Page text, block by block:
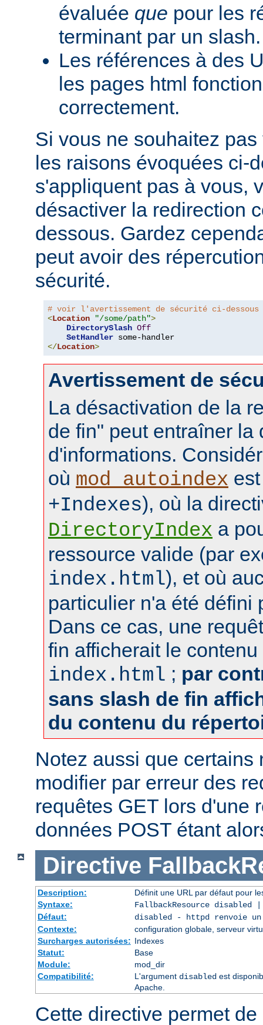
évaluée que pour les
terminant par un slash.
Les références à des
les pages html
correctement.
Si vous ne souhaitez
les raisons évoquées ci-
s'appliquent pas à vous,
désactiver la redirection
dessous. Gardez
peut avoir des
sécurité.
# voir l'avertissement de sécurité ci-
<Location "/some/path">
DirectorySlash Off
SetHandler
</Location>
Avertissement de
La désactivation de la
de fin" peut entraîner la
d'informations.
où mod_autoindex
+Indexes), où la
DirectoryIndex a
ressource valide (par
index.html), et où
particulier n'a été défini
Dans ce cas, une
fin afficherait le
index.html ; par
sans slash de fin
du contenu du
Notez aussi que certains
modifier par erreur des
requêtes GET lors d'une
données POST étant
Directive
Description:
Définit une URL par défaut pour
Syntaxe:
FallbackResource disabled
Défaut:
disabled - httpd renvoie un
Contexte:
configuration globale, serveur
Surcharges autorisées: Indexes
Statut:
Base
Module:
mod_dir
Compatibilité:
L'argument disabledest
Apache.
Cette directive permet